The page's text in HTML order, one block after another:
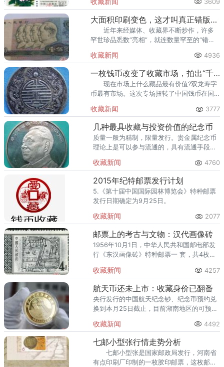
着友好协商的精神，共同确定了邮票主题和
图案内容。
3609
大面积印刷变色，这才叫真正错版币!
近年来经媒体、收藏界不断炒作，许多
罕世珍品悉数“亮相”，就连数量罕至的“错版
收藏新闻 4936
一枚钱币改变了收藏市场，拍出“千万”
现在市场上什么藏品最有价值?双龙寿字
币最有市场。这次专场扭转了中国钱币在国
两”2500万刷新中国钱币价格纪录。
收藏新闻 3777
几种最具收藏与投资价值的纪念币
质量一般为精制，限量发行。贵金属纪念币
理论上是可以参与流通的，具有流通手段职
投资价值的纪念币。
收藏新闻 4760
2015年纪特邮票发行计划
5.《第十届中国国际园林博览会》特种邮票
发行日期确定为9月25日。
收藏新闻 2077
邮票上的考古与文物：汉代画像砖
1956年10月1日，中华人民共和国邮电部发
行《东汉画像砖》特种邮票一 套，共4枚，
想列入“伟大的祖国”系列邮票中。
收藏新闻 4257
航天币还未上市：收藏身价已翻番
央行发行的中国航天纪念钞、纪念币预约兑
换到本月25日截止，目前湖南地区的可预约
收藏新闻 4492
七邮小型张行情走势分析
七邮小型张是国家邮政局发行，河南省
有点印刷厂印制的一枚胶印邮票，这枚邮票